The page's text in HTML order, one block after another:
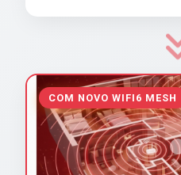
COM NOVO WIFI6 MESH